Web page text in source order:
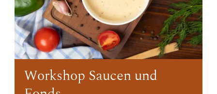
Workshop Saucen und